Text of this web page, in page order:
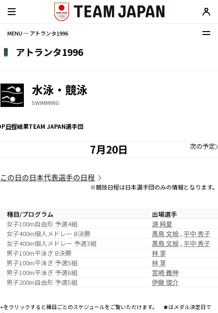
MENU ─ アトランタ1996
アトランタ1996
水泳・競泳
SWIMMING
日程結果TEAM JAPAN選手団
7月20日 次の予定
この日の日本代表選手の日程
※競技日程は日本選手団のみの情報となります。
種目/プログラム
出場選手
女子100m自由形 予選4組
源 純夏
女子400m個人メドレー B決勝
黒鳥 文絵 , 平中 秀子
女子400m個人メドレー 予選3組
黒鳥 文絵 , 平中 秀子
男子100m平泳ぎ B決勝
林 享
男子100m平泳ぎ 予選5組
林 享
男子100m平泳ぎ 予選6組
宮崎 義伸
男子200m自由形 予選5組
伊藤 俊介
+をクリックすると種目ごとのスケジュールをご覧いただけます。 ★はメダル決定日で